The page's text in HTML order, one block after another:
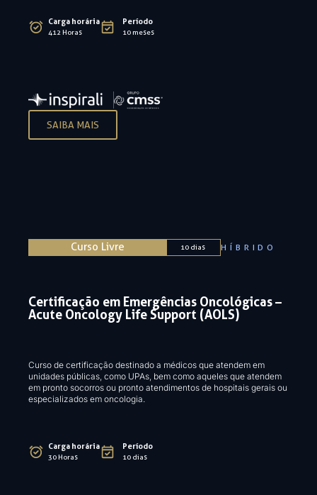
Carga horária
412 Horas
Período
10 meses
SAIBA MAIS
Certificação em Emergências Oncológicas –
Acute Oncology Life Support (AOLS)
Curso de certificação destinado a médicos que atendem em
unidades públicas, como UPAs, bem como aqueles que atendem
em pronto socorros ou pronto atendimentos de hospitais gerais ou
especializados em oncologia.
Carga horária
30 Horas
Período
10 dias
Curso Livre 10 dias HÍBRIDO